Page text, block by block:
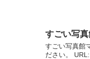
すごい写真
すごい写真館
ださい。